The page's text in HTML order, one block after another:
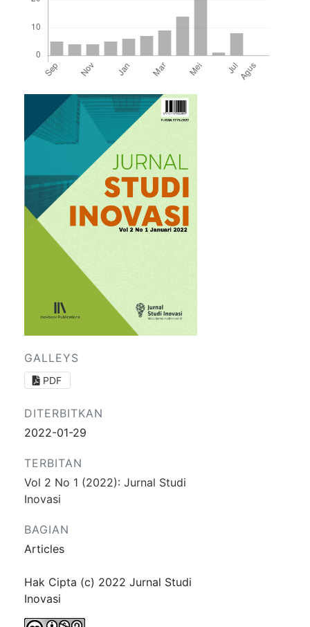
GALLEYS
PDF
DITERBITKAN
2022-01-29
TERBITAN
Vol 2 No 1 (2022): Jurnal Studi
Inovasi
BAGIAN
Articles
Hak Cipta (c) 2022 Jurnal Studi
Inovasi